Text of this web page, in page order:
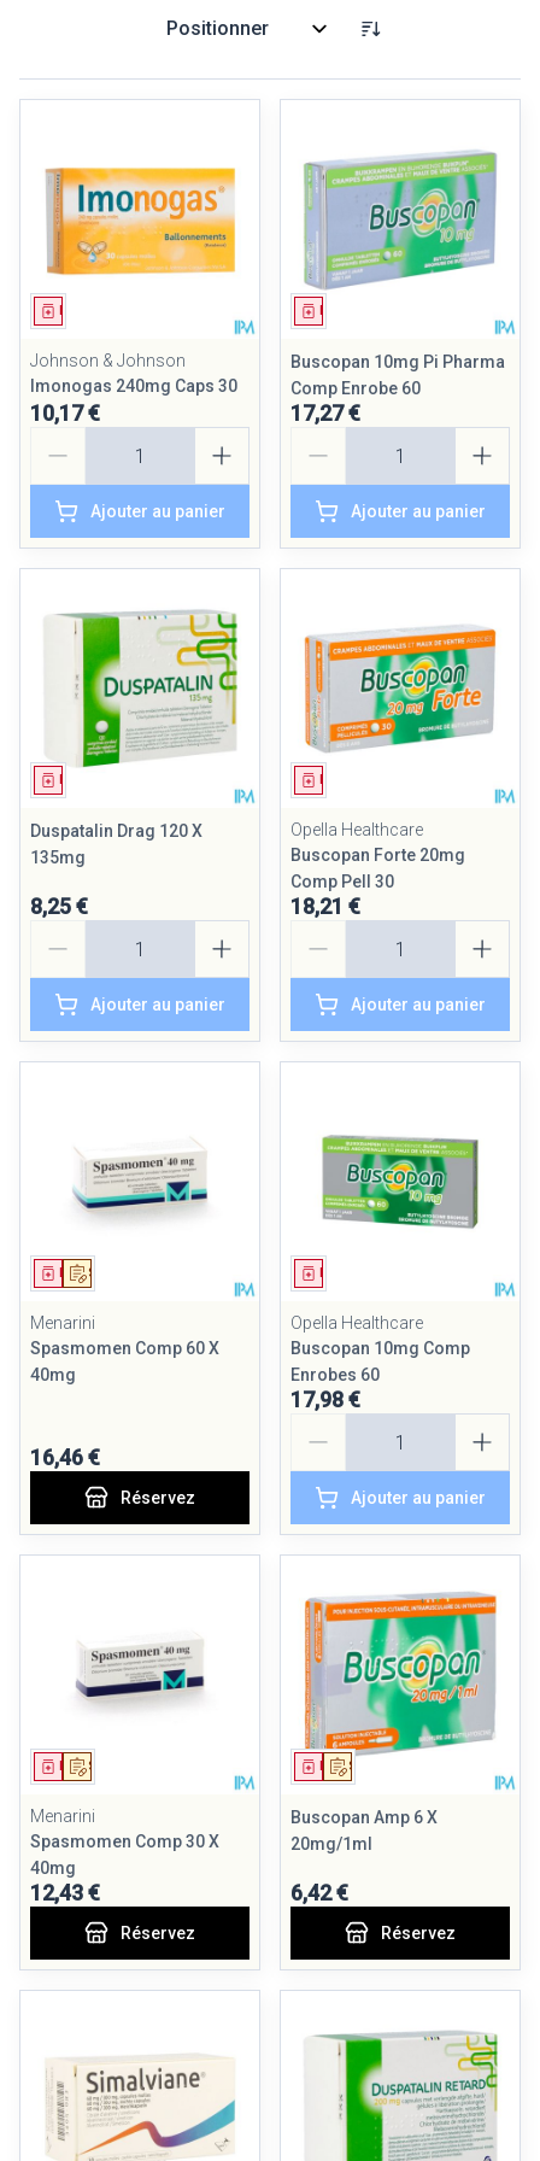
Trier par:
Johnson & Johnson
Imonogas 240mg Caps 30
10,17 €
Ajouter au panier
Buscopan 10mg Pi Pharma
Comp Enrobe 60
17,27 €
Ajouter au panier
Duspatalin Drag 120 X
135mg
8,25 €
Ajouter au panier
Opella Healthcare
Buscopan Forte 20mg
Comp Pell 30
18,21 €
Ajouter au panier
Sur prescription
Médicament
Menarini
Spasmomen Comp 60 X
40mg
16,46 €
Réservez
Opella Healthcare
Buscopan 10mg Comp
Enrobes 60
17,98 €
Ajouter au panier
Sur prescription
Médicament
Menarini
Spasmomen Comp 30 X
40mg
12,43 €
Réservez
Sur prescription
Médicament
Buscopan Amp 6 X
20mg/1ml
6,42 €
Réservez